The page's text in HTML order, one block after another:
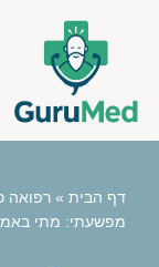
content
דף הבית » רפואה
מפשעתי: מתי